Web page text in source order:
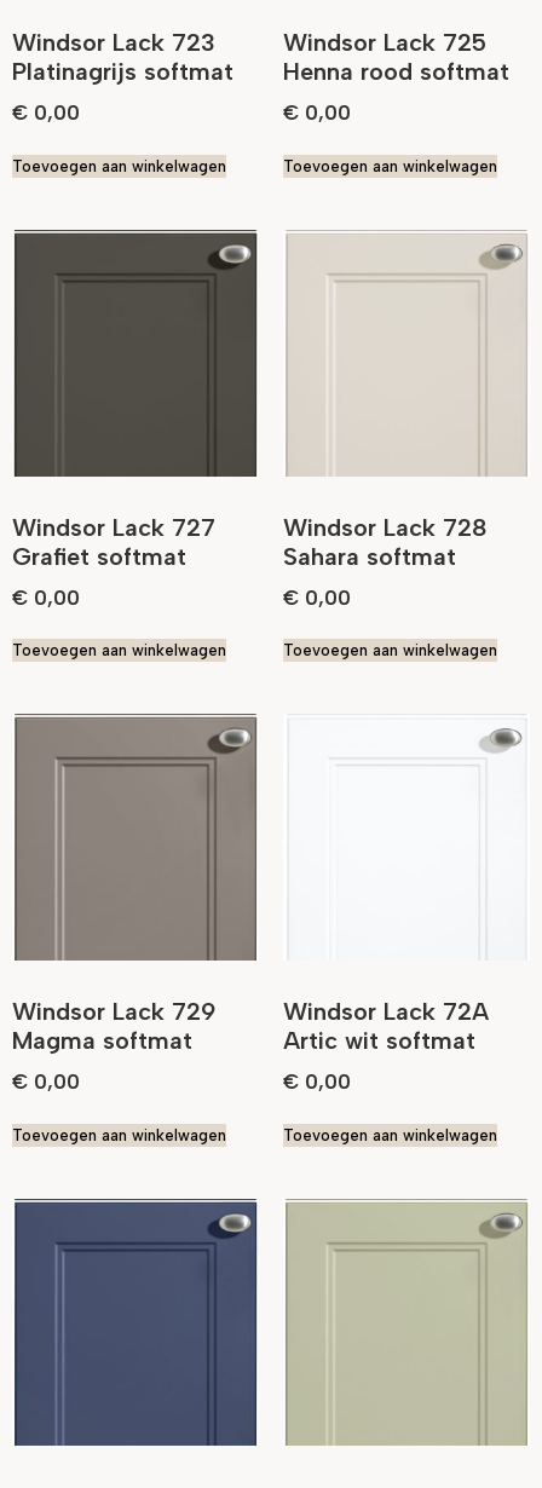
Windsor Lack 723
Platinagrijs softmat
€ 0,00
Toevoegen aan winkelwagen
Windsor Lack 725
Henna rood softmat
€ 0,00
Toevoegen aan winkelwagen
Windsor Lack 727
Grafiet softmat
€ 0,00
Toevoegen aan winkelwagen
Windsor Lack 728
Sahara softmat
€ 0,00
Toevoegen aan winkelwagen
Windsor Lack 729
Magma softmat
€ 0,00
Toevoegen aan winkelwagen
Windsor Lack 72A
Artic wit softmat
€ 0,00
Toevoegen aan winkelwagen